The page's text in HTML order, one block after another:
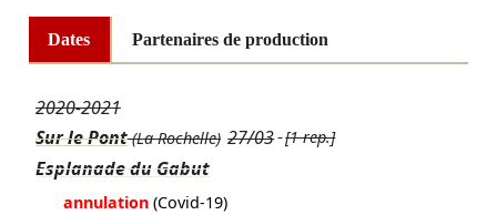
Dates Partenaires de production
2020-2021
Sur le Pont(La Rochelle) 27/03 [1 rep.]
Esplanade du Gabut
annulation (Covid-19)